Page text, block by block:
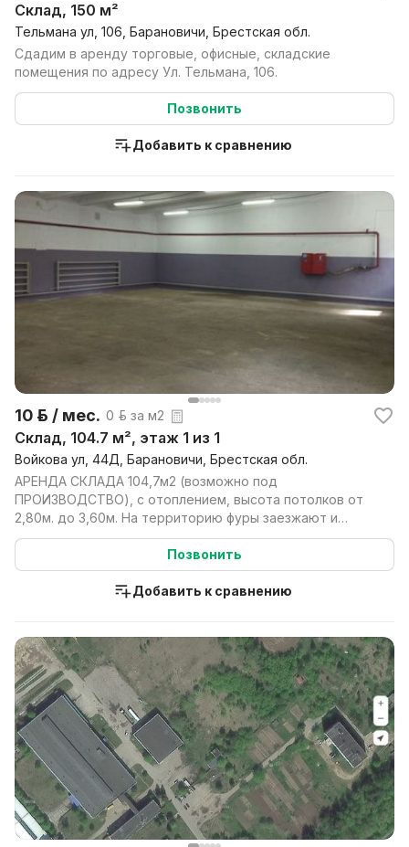
Склад, 150 м²
Тельмана ул, 106, Барановичи, Брестская обл.
Сдадим в аренду торговые, офисные, складские
помещения по адресу Ул. Тельмана, 106.
Позвонить
Добавить к сравнению
10 р. / мес. 0 р. за м2
Склад, 104.7 м², этаж 1 из 1
Войкова ул, 44Д, Барановичи, Брестская обл.
АРЕНДА СКЛАДА 104,7м2 (возможно под
ПРОИЗВОДСТВО), с отоплением, высота потолков от
2,80м. до 3,60м. На территорию фуры заезжают и
выезжают без пробл...
Позвонить
Добавить к сравнению